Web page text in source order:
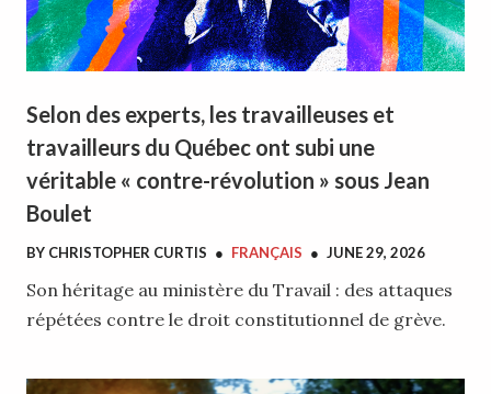
Selon des experts, les travailleuses et
travailleurs du Québec ont subi une
véritable « contre-révolution » sous Jean
Boulet
BY CHRISTOPHER CURTIS ● FRANÇAIS ● JUNE 29, 2026
Son héritage au ministère du Travail : des attaques
répétées contre le droit constitutionnel de grève.